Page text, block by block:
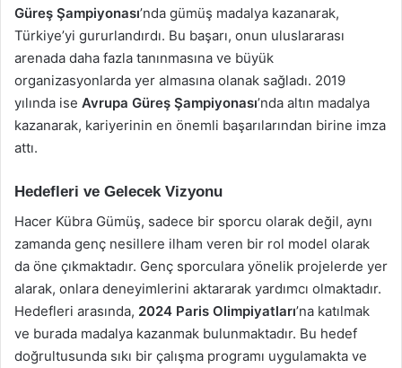
Güreş Şampiyonası’nda gümüş madalya kazanarak,
Türkiye’yi gururlandırdı. Bu başarı, onun uluslararası
arenada daha fazla tanınmasına ve büyük
organizasyonlarda yer almasına olanak sağladı. 2019
yılında ise Avrupa Güreş Şampiyonası’nda altın madalya
kazanarak, kariyerinin en önemli başarılarından birine imza
attı.
Hedefleri ve Gelecek Vizyonu
Hacer Kübra Gümüş, sadece bir sporcu olarak değil, aynı
zamanda genç nesillere ilham veren bir rol model olarak
da öne çıkmaktadır. Genç sporculara yönelik projelerde yer
alarak, onlara deneyimlerini aktararak yardımcı olmaktadır.
Hedefleri arasında, 2024 Paris Olimpiyatları’na katılmak
ve burada madalya kazanmak bulunmaktadır. Bu hedef
doğrultusunda sıkı bir çalışma programı uygulamakta ve